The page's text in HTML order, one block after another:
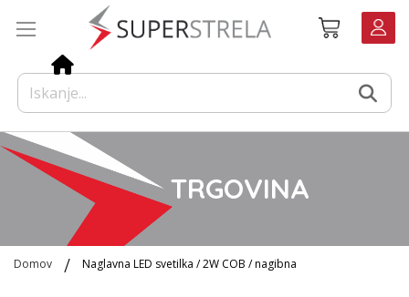
Košarica
TRGOVINA
Domov Naglavna LED svetilka / 2W COB / nagibna